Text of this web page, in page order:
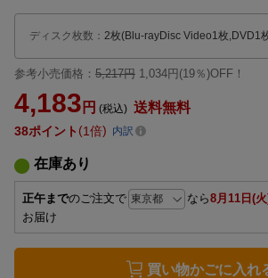
ディスク枚数 ： 2枚(Blu-rayDisc Video1枚,DVD1
参考小売価格： 5,217円 1,034円(19％)OFF！
4,183 円 (税込) 送料無料
38ポイント 1倍 内訳
在庫あり
正午までのご注文で なら8月11日(
お届け
買い物かごに入れ